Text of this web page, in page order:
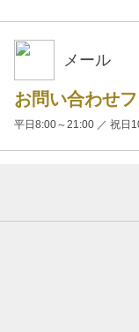
メール
お問い合わせ
平日8:00～21:00 ／ 祝日